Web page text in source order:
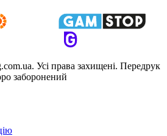
Усi права захищенi. Передрук
заборонений